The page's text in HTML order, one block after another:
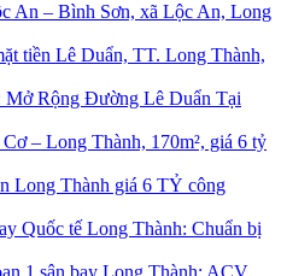
An – Bình Sơn, xã Lộc An, Long
tiền Lê Duẩn, TT. Long Thành,
Rộng Đường Lê Duẩn Tại
– Long Thành, 170m², giá 6 tỷ
Long Thành giá 6 TỶ công
Quốc tế Long Thành: Chuẩn bị